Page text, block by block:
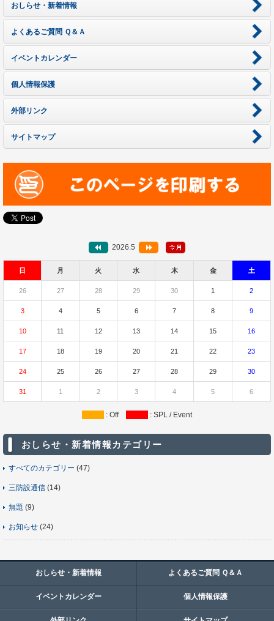
おしらせ・新着情報
よくあるご質問 Ｑ＆Ａ
イベントカレンダー
個人情報保護
外部リンク
サイトマップ
2026.5
日 月 火 水 木 金 土
26 27 28 29 30 1 2
3 4 5 6 7 8 9
10 11 12 13 14 15 16
17 18 19 20 21 22 23
24 25 26 27 28 29 30
31 1 2 3 4 5 6
: Off : SPL / Event
おしらせ・新着情報カテゴリー
すべてのカテゴリー (47)
三防設通信 (14)
無題 (9)
お知らせ (24)
おしらせ・新着情報 よくあるご質問 Ｑ＆Ａ
イベントカレンダー 個人情報保護